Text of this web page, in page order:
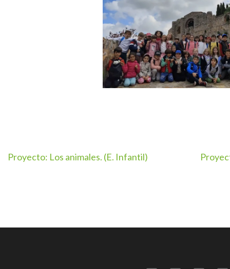
Navegación
Proyecto: Los animales. (E. Infantil)